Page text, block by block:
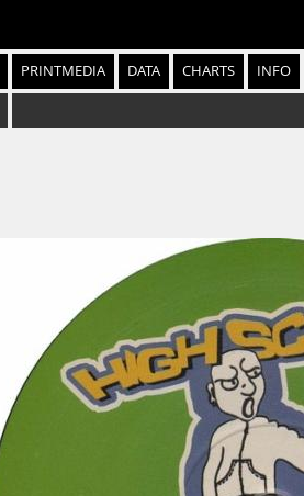
PRINTMEDIA DATA CHARTS INFO